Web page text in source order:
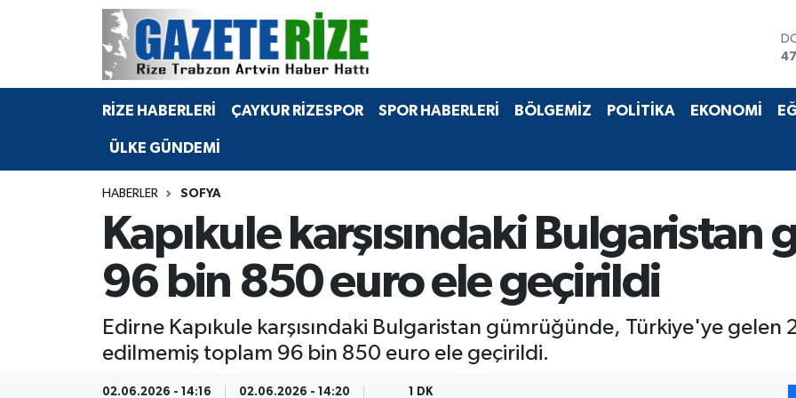
RİZE HABERLERİ ÇAYKUR RİZESPOR SPOR HABERLERİ BÖLGEMİZ POLİTİKA EKONOMİ
ÜLKE GÜNDEMİ
HABERLER SOFYA
Kapıkule karşısındaki
96 bin 850 euro ele geçirildi
Edirne Kapıkule karşısındaki Bulgaristan gümrüğünde, Türkiye'ye gelen
edilmemiş toplam 96 bin 850 euro ele geçirildi.
02.06.2026 - 14:16 02.06.2026 - 14:20 1 DK
BÖLGEMİZ
Bilim Teknoloji
Advertising news
Canlı Maç
Merkez Nöbetçi Eczaneler
Merkez Hava Durumu
Merkez Trafik Yoğunluk Haritası
Tüm Manşetler
Son Dakika Haberleri
Haber Arşivi